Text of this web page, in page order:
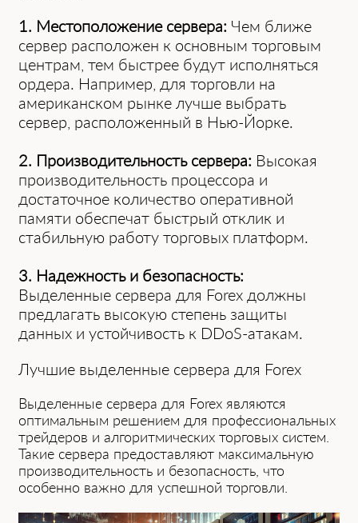
1. Местоположение сервера: Чем ближе
сервер расположен к основным торговым
центрам, тем быстрее будут исполняться
ордера. Например, для торговли на
американском рынке лучше выбрать
сервер, расположенный в Нью-Йорке.
2. Производительность сервера: Высокая
производительность процессора и
достаточное количество оперативной
памяти обеспечат быстрый отклик и
стабильную работу торговых платформ.
3. Надежность и безопасность:
Выделенные сервера для Forex должны
предлагать высокую степень защиты
данных и устойчивость к DDoS-атакам.
Лучшие выделенные сервера для Forex
Выделенные сервера для Forex являются
оптимальным решением для профессиональных
трейдеров и алгоритмических торговых систем.
Такие сервера предоставляют максимальную
производительность и безопасность, что
особенно важно для успешной торговли.